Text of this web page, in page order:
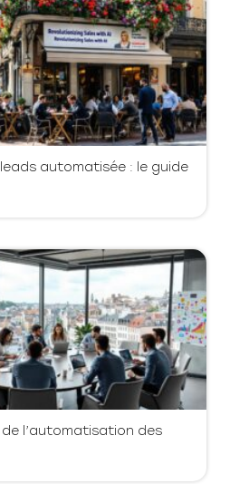
automatisée : le guide
l’automatisation des